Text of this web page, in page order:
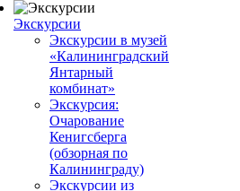
Экскурсии
Экскурсии в музей
«Калининградский
Янтарный
комбинат»
Экскурсия:
Очарование
Кенигсберга
(обзорная по
Калининграду)
Экскурсии из